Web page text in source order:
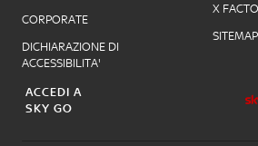
CORPORATE
DICHIARAZIONE DI
ACCESSIBILITA'
X
SITEMAP
ACCEDI A
SKY GO